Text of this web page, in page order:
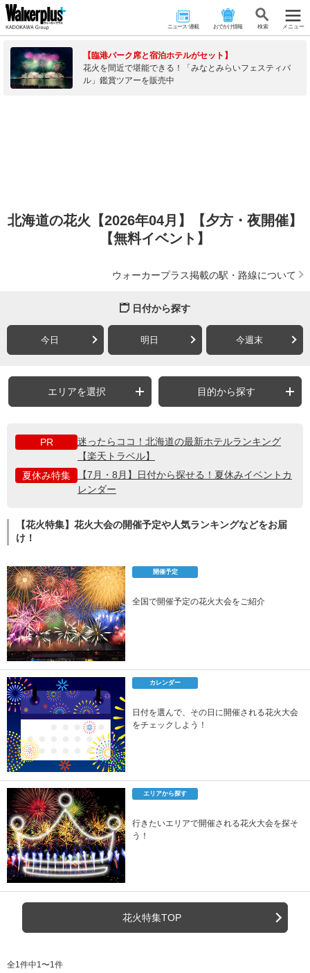
ニュース･連載 おでかけ情報 検 索 メニュー
【臨港パーク席と宿泊ホテルがセット】
花火を間近で堪能できる！「みなとみらいフェスティバ
ル」鑑賞ツアーを販売中
北海道の花火【2026年04月】【夕方・夜開催】
【無料イベント】
ウォーカープラス掲載の駅・路線について
日付から探す
今日 明日 今週末
エリアを選択 目的から探す
PR
迷ったらココ！北海道の最新ホテルランキング
【楽天トラベル】
夏休み特集
【7月・8月】日付から探せる！夏休みイベントカ
レンダー
【花火特集】花火大会の開催予定や人気ランキングなどをお届
け！
開催予定
全国で開催予定の花火大会をご紹介
カレンダー
日付を選んで、その日に開催される花火大会
をチェックしよう！
エリアから探す
行きたいエリアで開催される花火大会を探そ
う！
花火特集TOP
全1件中1〜1件